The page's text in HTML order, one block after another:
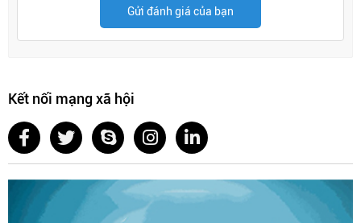
Gửi đánh giá của bạn
Kết nối mạng xã hội